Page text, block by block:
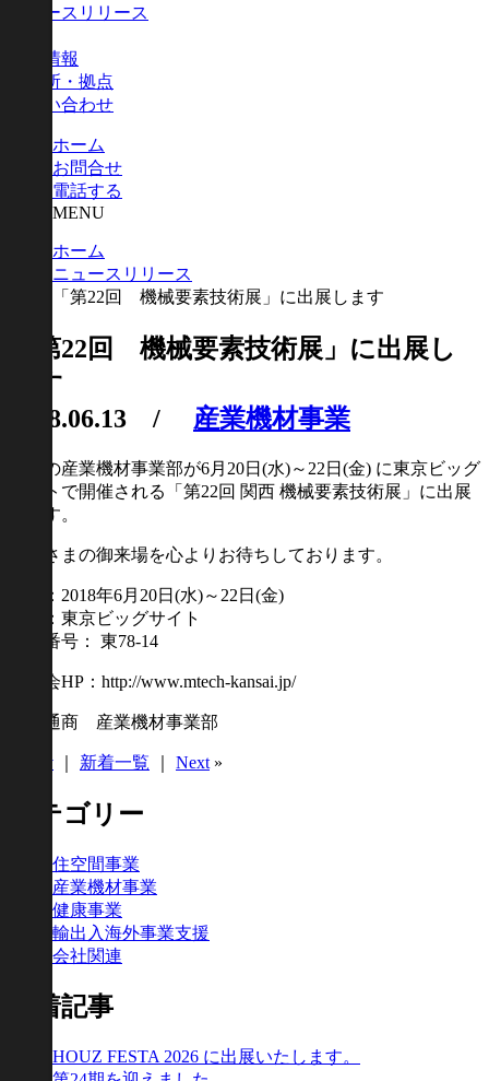
ニュースリリース
会社情報
事業所・拠点
お問い合わせ
ホーム
お問合せ
電話する
MENU
ホーム
ニュースリリース
「第22回 機械要素技術展」に出展します
「第22回 機械要素技術展」に出展し
ます
2018.06.13 / 産業機材事業
弊社の産業機材事業部が6月20日(水)～22日(金) に東京ビッグ
サイトで開催される「第22回 関西 機械要素技術展」に出展
します。
みなさまの御来場を心よりお待ちしております。
会期：2018年6月20日(水)～22日(金)
場所：東京ビッグサイト
小間番号： 東78-14
展示会HP：http://www.mtech-kansai.jp/
協和通商 産業機材事業部
Prev 新着一覧 Next »
カテゴリー
住空間事業
産業機材事業
健康事業
輸出入海外事業支援
会社関連
新着記事
HOUZ FESTA 2026 に出展いたします。